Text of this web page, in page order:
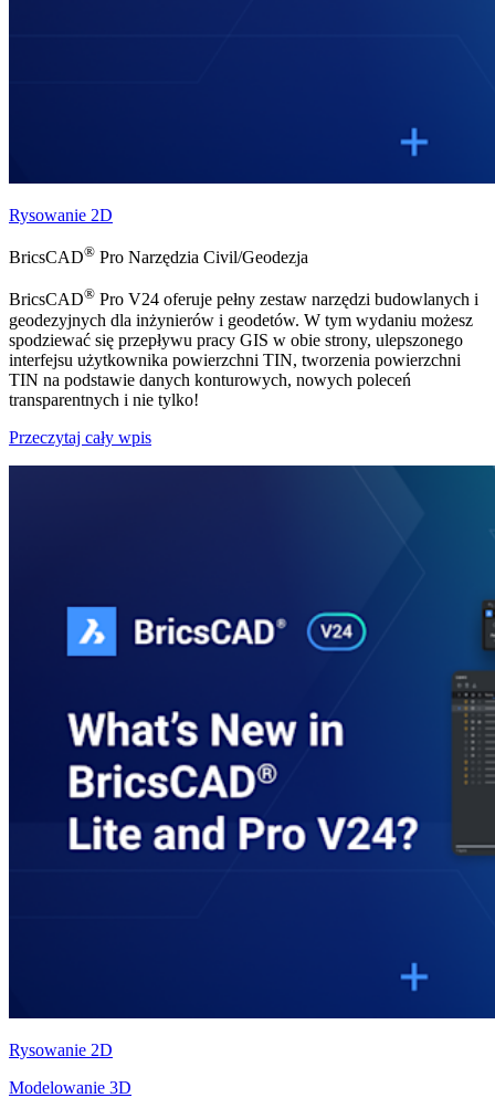
Rysowanie 2D
BricsCAD® Pro Narzędzia Civil/Geodezja
BricsCAD® Pro V24 oferuje pełny zestaw narzędzi budowlanych i
geodezyjnych dla inżynierów i geodetów. W tym wydaniu możesz
spodziewać się przepływu pracy GIS w obie strony, ulepszonego
interfejsu użytkownika powierzchni TIN, tworzenia powierzchni
TIN na podstawie danych konturowych, nowych poleceń
transparentnych i nie tylko!
Przeczytaj cały wpis
Rysowanie 2D
Modelowanie 3D